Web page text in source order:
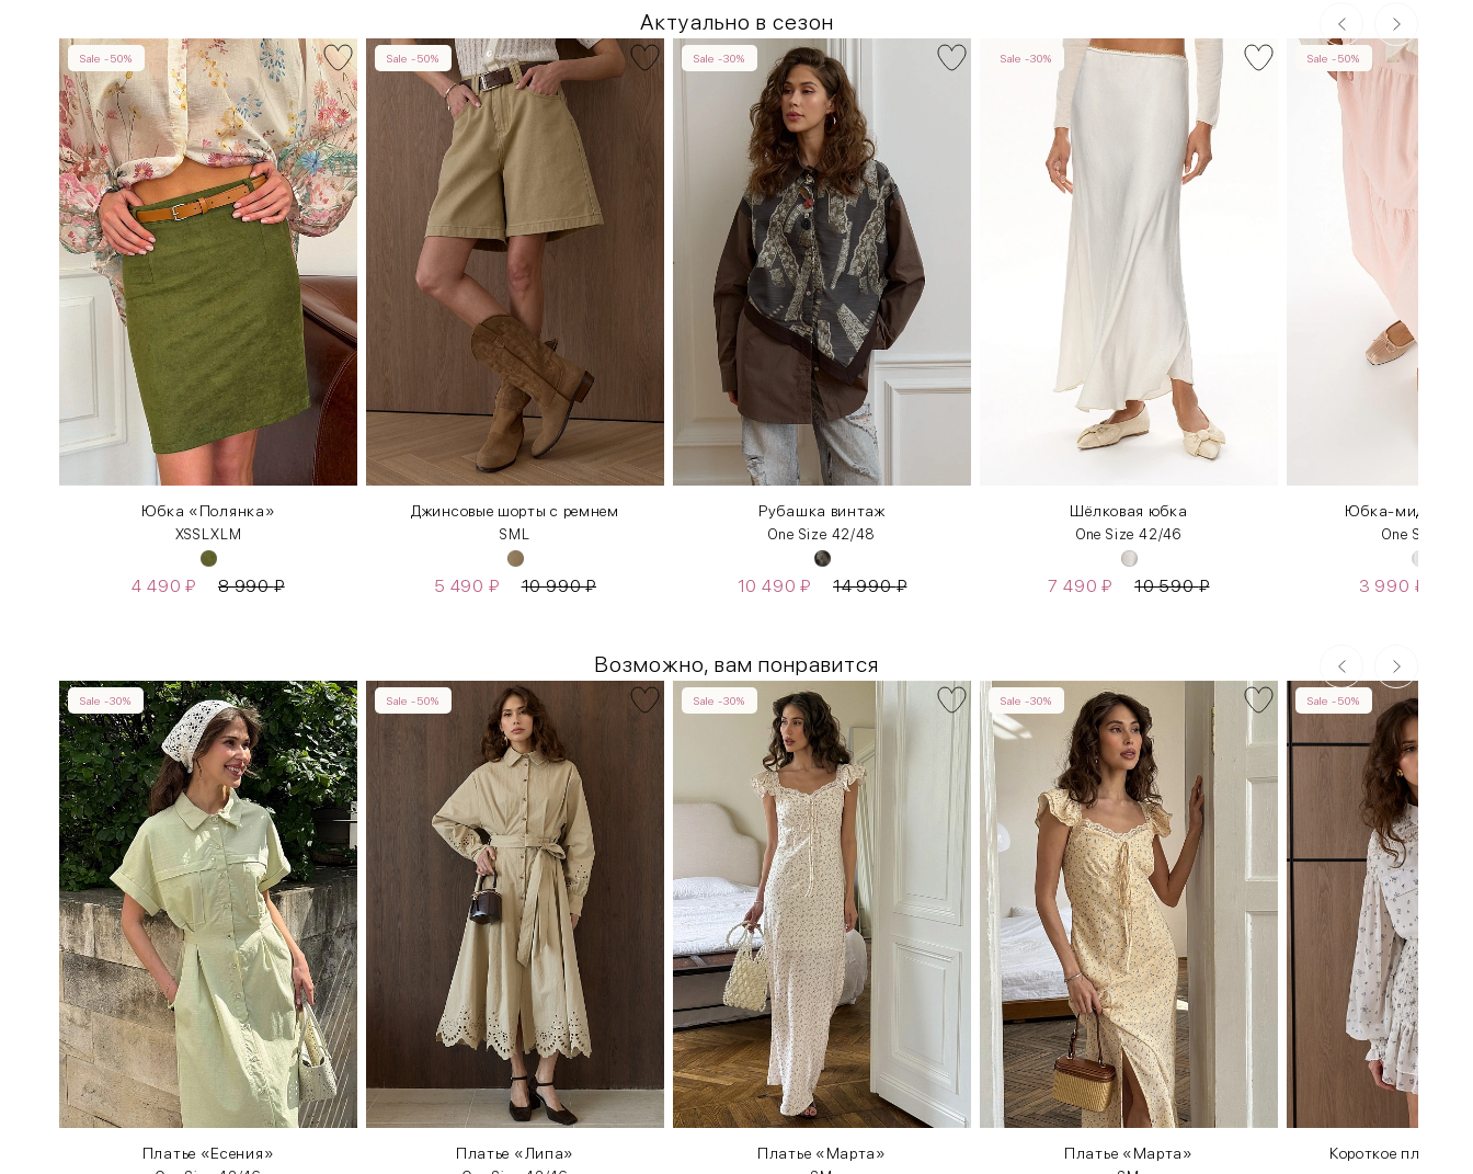
Актуально в сезон
Sale -50%
Юбка «Полянка»
XSS LXL М
4 490₽ 8 990₽
Sale -50%
Джинсовые шорты с ремнем
S M L
5 490 ₽ 10 990₽
Sale -30%
Рубашка винтаж
One Size 42/48
10 490₽ 14 990₽
Sale -30%
Шёлковая юбка
One Size 42/46
7 490₽ 10 590₽
Sale -50%
Юбка-миди с
One Size
3 990 ₽
Возможно, вам понравится
Sale -30%
Платье «Есения»
Sale -50%
Платье «Липа»
Sale -30%
Платье «Марта»
Sale -30%
Платье «Марта»
Sale -50%
Короткое платье с